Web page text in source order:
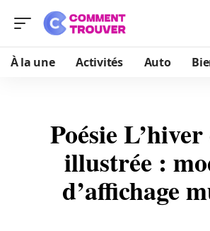
À la une Activités Auto
Poésie
illustrée :
d’affichage